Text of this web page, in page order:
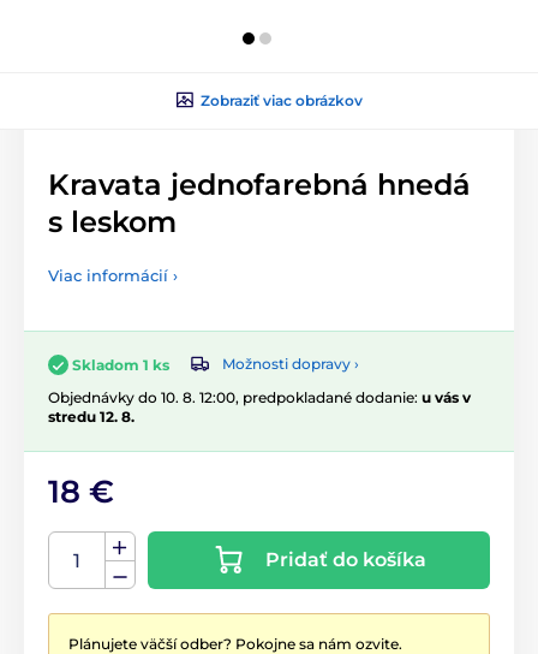
Zobraziť viac obrázkov
Kravata jednofarebná hnedá
s leskom
Viac informácií ›
Skladom 1 ks
Možnosti dopravy ›
Objednávky do 10. 8. 12:00, predpokladané dodanie: u vás v
stredu 12. 8.
18 €
Pridať do košíka
Plánujete väčší odber? Pokojne sa nám ozvite.